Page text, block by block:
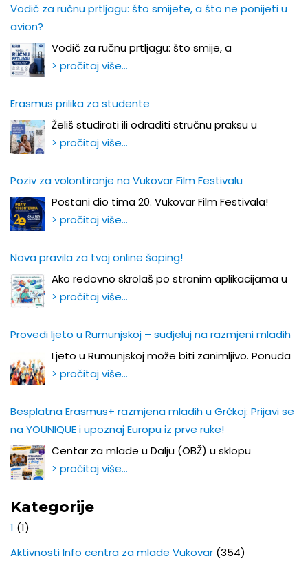
Vodič za ručnu prtljagu: što smijete, a što ne ponijeti u
avion?
Vodič za ručnu prtljagu: što smije, a
> pročitaj više…
Erasmus prilika za studente
Želiš studirati ili odraditi stručnu praksu u
> pročitaj više…
Poziv za volontiranje na Vukovar Film Festivalu
Postani dio tima 20. Vukovar Film Festivala!
> pročitaj više…
Nova pravila za tvoj online šoping!
Ako redovno skrolaš po stranim aplikacijama u
> pročitaj više…
Provedi ljeto u Rumunjskoj – sudjeluj na razmjeni mladih
Ljeto u Rumunjskoj može biti zanimljivo. Ponuda
> pročitaj više…
Besplatna Erasmus+ razmjena mladih u Grčkoj: Prijavi se
na YOUNIQUE i upoznaj Europu iz prve ruke!
Centar za mlade u Dalju (OBŽ) u sklopu
> pročitaj više…
Kategorije
1 (1)
Aktivnosti Info centra za mlade Vukovar (354)